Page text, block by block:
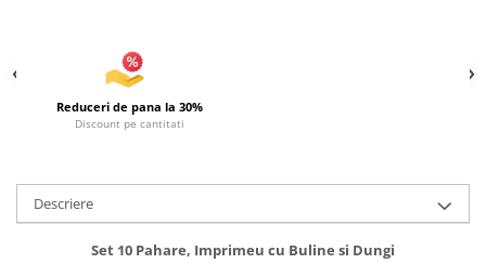
Accesorii biciclete
Ochelari de Protecţie
Articole pentru Copii
Articole diverse pentru copii
Reduceri de pana la 30%
Discount pe cantitati
Descriere
Set 10 Pahare, Imprimeu cu Buline si Dungi